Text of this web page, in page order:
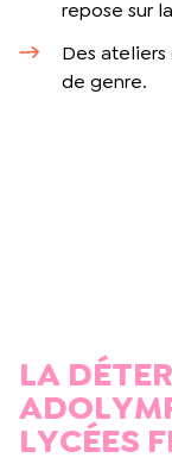
repose sur
Des
de genre.
LA
LYCÉES